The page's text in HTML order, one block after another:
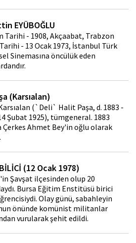
EYÜBOĞLU
Tarihi - 1908, Akçaabat, Trabzon
- 13 Ocak 1973, İstanbul Türk
Sinemasına öncülük eden
(Karsıalan)
(`Deli` Halit Paşa, d. 1883 -
Şubat 1925), tümgeneral. 1883
Çerkes Ahmet Bey'in oğlu olarak
(12 Ocak 1978)
Şavşat ilçesinden olup 20
Bursa Eğitim Enstitüsü birici
Olay günü, sabahleyin
önünde komünist militanlar
vurularak şehit edildi.